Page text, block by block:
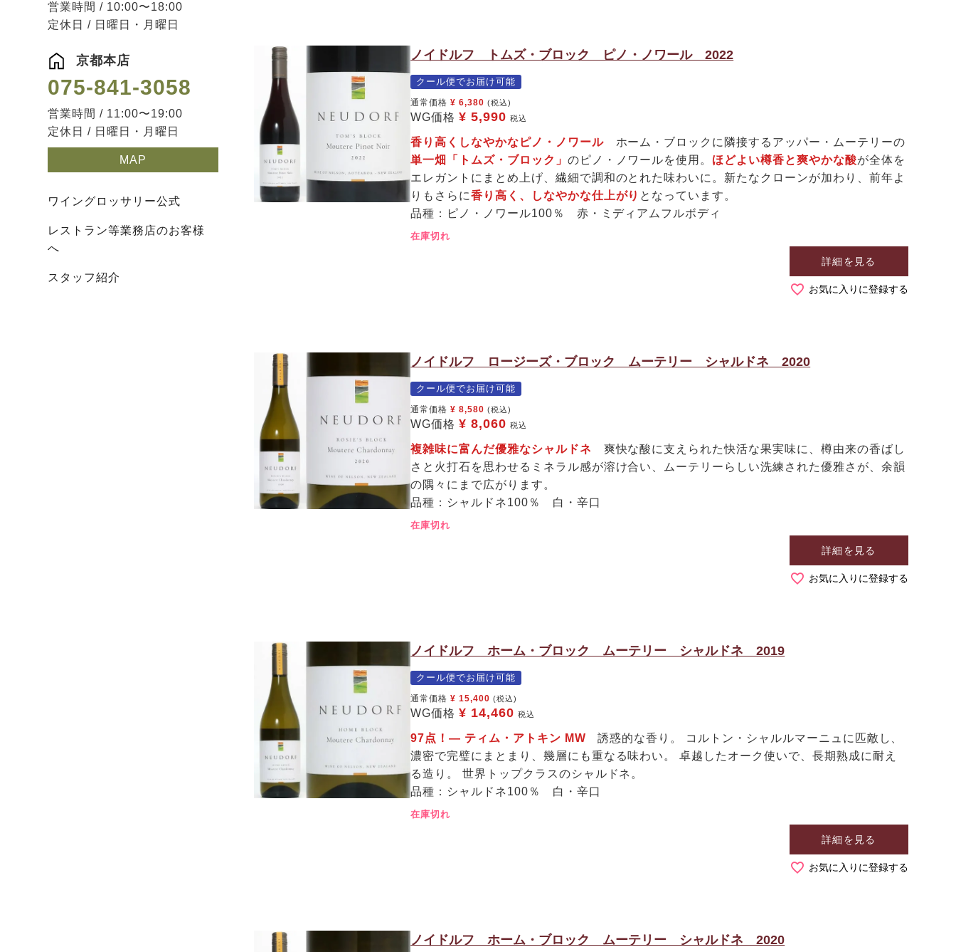
営業時間 / 10:00〜18:00
定休日 / 日曜日・月曜日
京都本店
075-841-3058
営業時間 / 11:00〜19:00
定休日 / 日曜日・月曜日
MAP
ワイングロッサリー公式
レストラン等業務店のお客様
へ
スタッフ紹介
ノイドルフ トムズ・ブロック ピノ・ノワール 2022
クール便でお届け可能
通常価格 ¥ 6,380 (税込)
WG価格 ¥ 5,990 税込
香り高くしなやかなピノ・ノワールホーム・ブロックに隣接するアッパー・ムーテリーの
単一畑「トムズ・ブロック」 のピノ・ノワールを使用。 ほどよい樽香と爽やかな酸が全体を
エレガントにまとめ上げ、繊細で調和のとれた味わいに。新たなクローンが加わり、前年よ
りもさらに香り高く、しなやかな仕上がり となっています。
品種：ピノ・ノワール100％ 赤・ミディアムフルボディ
在庫切れ
詳細を見る
お気に入りに登録する
ノイドルフ ロージーズ・ブロック ムーテリー シャルドネ 2020
クール便でお届け可能
通常価格 ¥ 8,580 (税込)
WG価格 ¥ 8,060 税込
複雑味に富んだ優雅なシャルドネ 爽快な酸に支えられた快活な果実味に、樽由来の香ばし
さと火打石を思わせるミネラル感が溶け合い、ムーテリーらしい洗練された優雅さが、余韻
の隅々にまで広がります。
品種：シャルドネ100％ 白・辛口
在庫切れ
詳細を見る
お気に入りに登録する
ノイドルフ ホーム・ブロック ムーテリー シャルドネ 2019
クール便でお届け可能
通常価格 ¥ 15,400 (税込)
WG価格 ¥ 14,460 税込
97点！— ティム・アトキン MW誘惑的な香り。 コルトン・シャルルマーニュに匹敵し、
濃密で完璧にまとまり、幾層にも重なる味わい。 卓越したオーク使いで、長期熟成に耐え
る造り。 世界トップクラスのシャルドネ。
品種：シャルドネ100％ 白・辛口
在庫切れ
詳細を見る
お気に入りに登録する
ノイドルフ ホーム・ブロック ムーテリー シャルドネ 2020